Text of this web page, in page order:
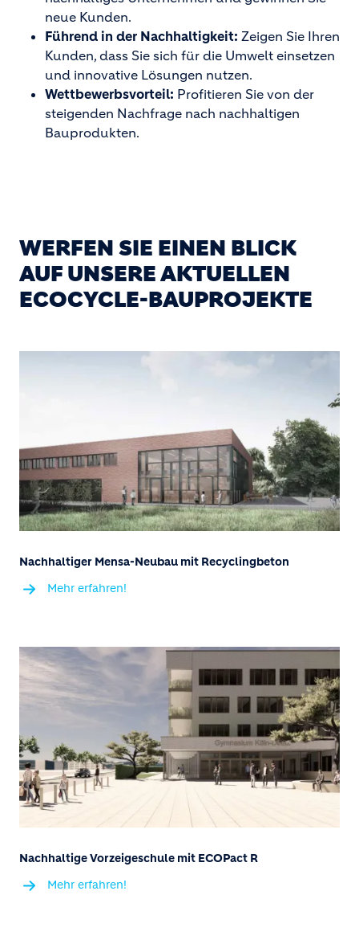
neue Kunden.
Führend in der Nachhaltigkeit: Zeigen Sie Ihren
Kunden, dass Sie sich für die Umwelt einsetzen
und innovative Lösungen nutzen.
Wettbewerbsvorteil: Profitieren Sie von der
steigenden Nachfrage nach nachhaltigen
Bauprodukten.
WERFEN SIE EINEN BLICK
AUF UNSERE AKTUELLEN
ECOCYCLE-BAUPROJEKTE
Nachhaltiger Mensa-Neubau mit Recyclingbeton
Mehr erfahren!
Nachhaltige Vorzeigeschule mit ECOPact R
Mehr erfahren!